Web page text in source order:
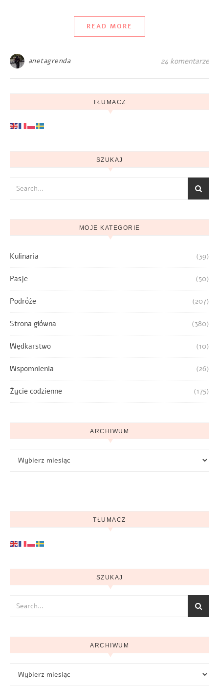
READ MORE
anetagrenda 24 komentarze
TŁUMACZ
SZUKAJ
MOJE KATEGORIE
Kulinaria (39)
Pasje (50)
Podróże (207)
Strona główna (380)
Wędkarstwo (10)
Wspomnienia (26)
Życie codzienne (175)
ARCHIWUM
TŁUMACZ
SZUKAJ
ARCHIWUM